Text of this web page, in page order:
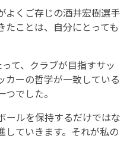
よくご存じの酒井宏樹選手
ことは、自分にとっても
て、クラブが目指すサッ
カーの哲学が一致している
でした。
ールを保持するだけではな
していきます。それが私の